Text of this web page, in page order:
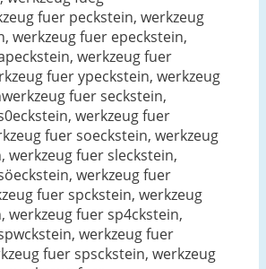
fuer peckstein, werkzeug
werkzeug fuer epeckstein,
werkzeug fuer
fuer ypeckstein, werkzeug
fuer seckstein,
werkzeug fuer
fuer soeckstein, werkzeug
werkzeug fuer sleckstein,
werkzeug fuer
fuer spckstein, werkzeug
werkzeug fuer sp4ckstein,
werkzeug fuer
fuer spsckstein, werkzeug